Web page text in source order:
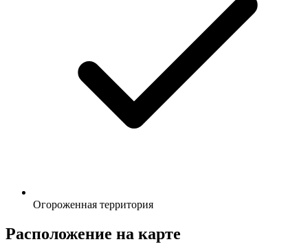
Огороженная территория
Расположение на карте